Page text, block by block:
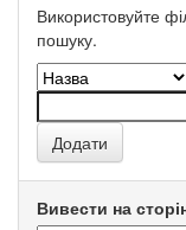
Використовуйте
пошуку.
Вивести на